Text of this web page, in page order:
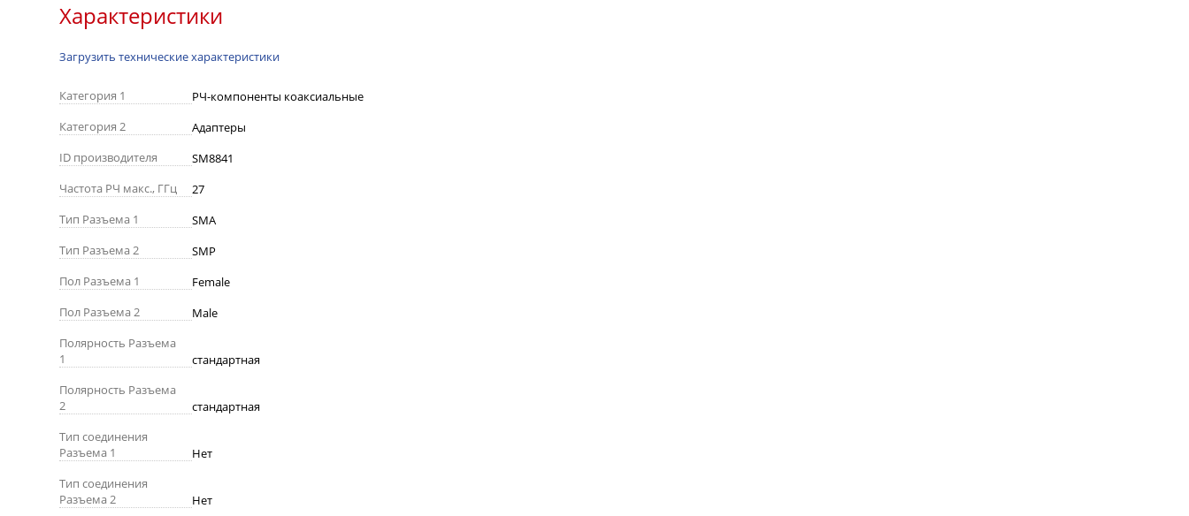
Характеристики
Загрузить технические характеристики
Категория 1
РЧ-компоненты коаксиальные
Категория 2
Адаптеры
ID производителя
SM8841
Частота РЧ макс., ГГц
27
Тип Разъема 1
SMA
Тип Разъема 2
SMP
Пол Разъема 1
Female
Пол Разъема 2
Male
Полярность Разъема
1
стандартная
Полярность Разъема
2
стандартная
Тип соединения
Разъема 1
Нет
Тип соединения
Разъема 2
Нет